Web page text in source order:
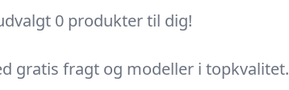
0 produkter til dig!
gratis fragt og modeller i topkvalitet.